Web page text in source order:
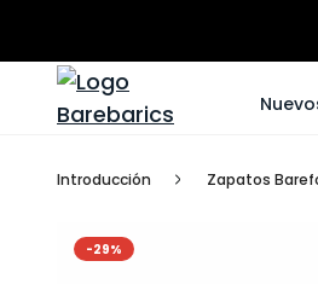
Introducción Zapatos
-29%